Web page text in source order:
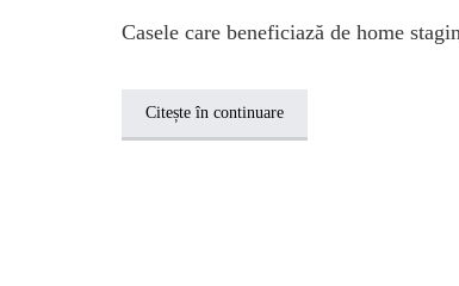
Casele care beneficiază de home
Citește în continuare